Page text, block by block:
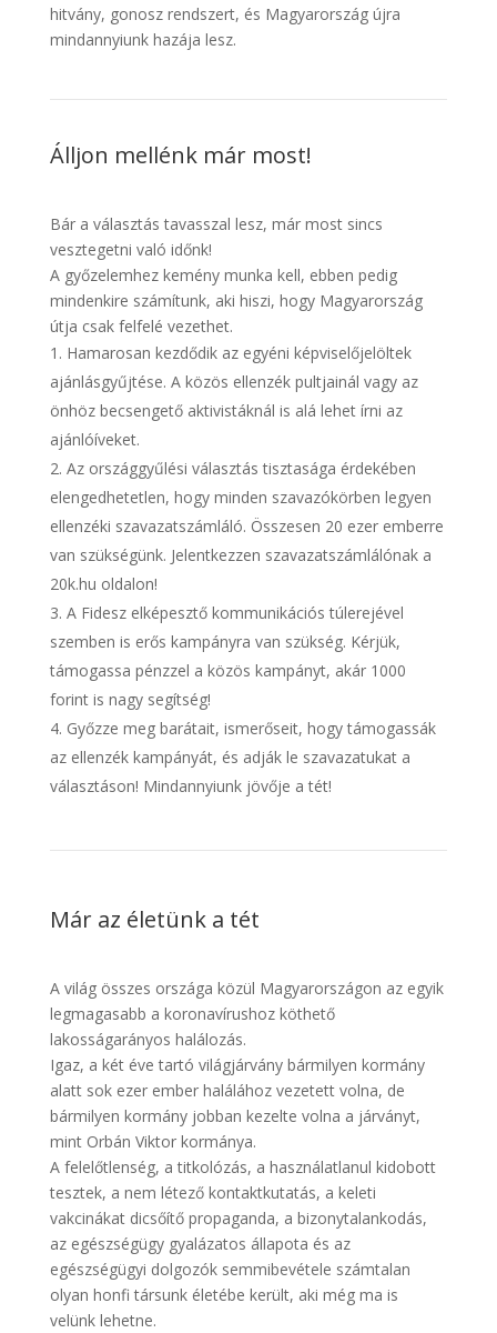
hitvány, gonosz rendszert, és Magyarország újra
mindannyiunk hazája lesz.
Álljon mellénk már most!
Bár a választás tavasszal lesz, már most sincs
vesztegetni való időnk!
A győzelemhez kemény munka kell, ebben pedig
mindenkire számítunk, aki hiszi, hogy Magyarország
útja csak felfelé vezethet.
Hamarosan kezdődik az egyéni képviselőjelöltek
ajánlásgyűjtése. A közös ellenzék pultjainál vagy az
önhöz becsengető aktivistáknál is alá lehet írni az
ajánlóíveket.
Az országgyűlési választás tisztasága érdekében
elengedhetetlen, hogy minden szavazókörben legyen
ellenzéki szavazatszámláló. Összesen 20 ezer emberre
van szükségünk. Jelentkezzen szavazatszámlálónak a
20k.hu oldalon!
A Fidesz elképesztő kommunikációs túlerejével
szemben is erős kampányra van szükség. Kérjük,
támogassa pénzzel a közös kampányt, akár 1000
forint is nagy segítség!
Győzze meg barátait, ismerőseit, hogy támogassák
az ellenzék kampányát, és adják le szavazatukat a
választáson! Mindannyiunk jövője a tét!
Már az életünk a tét
A világ összes országa közül Magyarországon az egyik
legmagasabb a koronavírushoz köthető
lakosságarányos halálozás.
Igaz, a két éve tartó világjárvány bármilyen kormány
alatt sok ezer ember halálához vezetett volna, de
bármilyen kormány jobban kezelte volna a járványt,
mint Orbán Viktor kormánya.
A felelőtlenség, a titkolózás, a használatlanul kidobott
tesztek, a nem létező kontaktkutatás, a keleti
vakcinákat dicsőítő propaganda, a bizonytalankodás,
az egészségügy gyalázatos állapota és az
egészségügyi dolgozók semmibevétele számtalan
olyan honfi társunk életébe került, aki még ma is
velünk lehetne.